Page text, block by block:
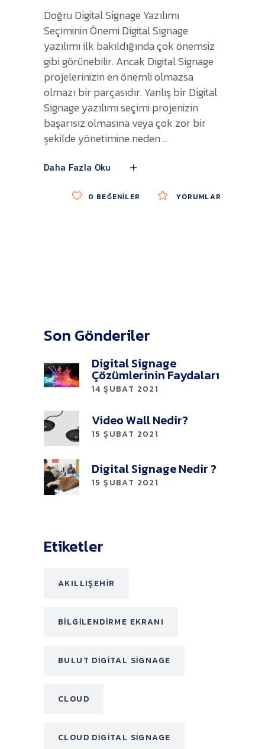
Doğru Digital Signage Yazılımı
Seçiminin Önemi Digital Signage
yazılımı ilk bakıldığında çok önemsiz
gibi görünebilir. Ancak Digital Signage
projelerinizin en önemli olmazsa
olmazı bir parçasıdır. Yanlış bir Digital
Signage yazılımı seçimi projenizin
başarısız olmasına veya çok zor bir
şekilde yönetimine neden
Daha Fazla Oku
YORUMLAR
0 BEĞENILER
Son Gönderiler
Digital Signage
Çözümlerinin Faydaları
14 ŞUBAT 2021
Video Wall Nedir?
15 ŞUBAT 2021
Digital Signage Nedir ?
15 ŞUBAT 2021
Etiketler
AKILLIŞEHIR
BILGILENDIRME EKRANI
BULUT DIGITAL SIGNAGE
CLOUD
CLOUD DIGITAL SIGNAGE